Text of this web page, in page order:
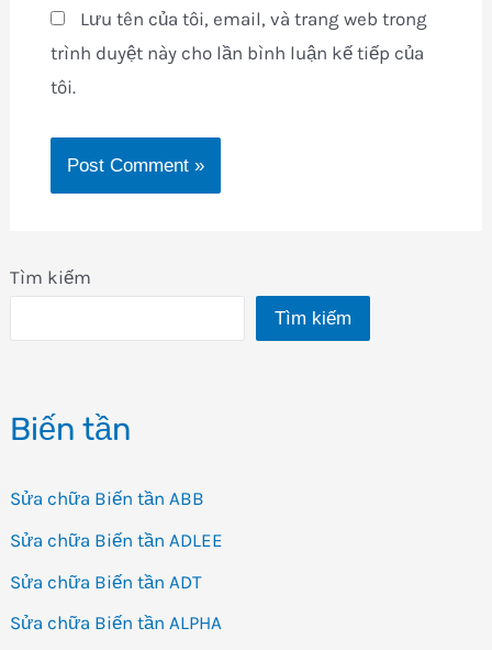
Tìm kiếm
Tìm kiếm
Biến tần
Sửa chữa Biến tần ABB
Sửa chữa Biến tần ADLEE
Sửa chữa Biến tần ADT
Sửa chữa Biến tần ALPHA
Lưu tên của tôi, email, và trang web trong
trình duyệt này cho lần bình luận kế tiếp của
tôi.